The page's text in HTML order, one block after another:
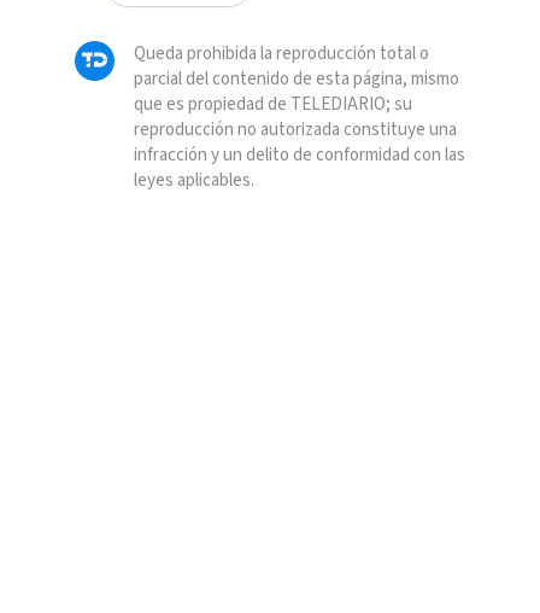
Queda prohibida la reproducción total o
parcial del contenido de esta página, mismo
que es propiedad de TELEDIARIO; su
reproducción no autorizada constituye una
infracción y un delito de conformidad con las
leyes aplicables.